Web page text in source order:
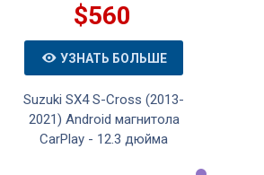
$560
УЗНАТЬ БОЛЬШЕ
Suzuki SX4 S-Cross (2013-
2021) Android магнитола
CarPlay - 12.3 дюйма